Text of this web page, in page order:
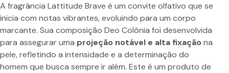
A fragrância Lattitude Brave é um convite olfativo que se
inicia com notas vibrantes, evoluindo para um corpo
marcante. Sua composição Deo Colônia foi desenvolvida
para assegurar uma projeção notável e alta fixação na
pele, refletindo a intensidade e a determinação do
homem que busca sempre ir além. Este é um produto de